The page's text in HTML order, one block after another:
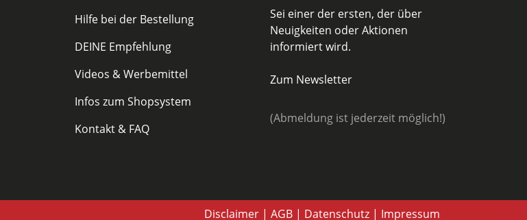
Hilfe bei der Bestellung
DEINE Empfehlung
Videos & Werbemittel
Infos zum Shopsystem
Kontakt & FAQ
Sei einer der ersten, der über
Neuigkeiten oder Aktionen
informiert wird.
Zum Newsletter
(Abmeldung ist jederzeit möglich!)
Disclaimer| AGB| Datenschutz| Impressum